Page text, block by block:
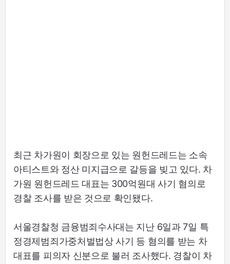
최근 차가원이 회장으로 있는 원헌드레드는 소속
아티스트와 정산 미지급으로 갈등을 빚고 있다. 차
가원 원헌드레드 대표는 300억원대 사기 혐의로
경찰 조사를 받은 것으로 확인됐다.
서울경찰청 금융범죄수사대는 지난 6일과 7일 특
정경제범죄가중처벌법상 사기 등 혐의를 받는 차
대표를 피의자 신분으로 불러 조사했다. 경찰이 차